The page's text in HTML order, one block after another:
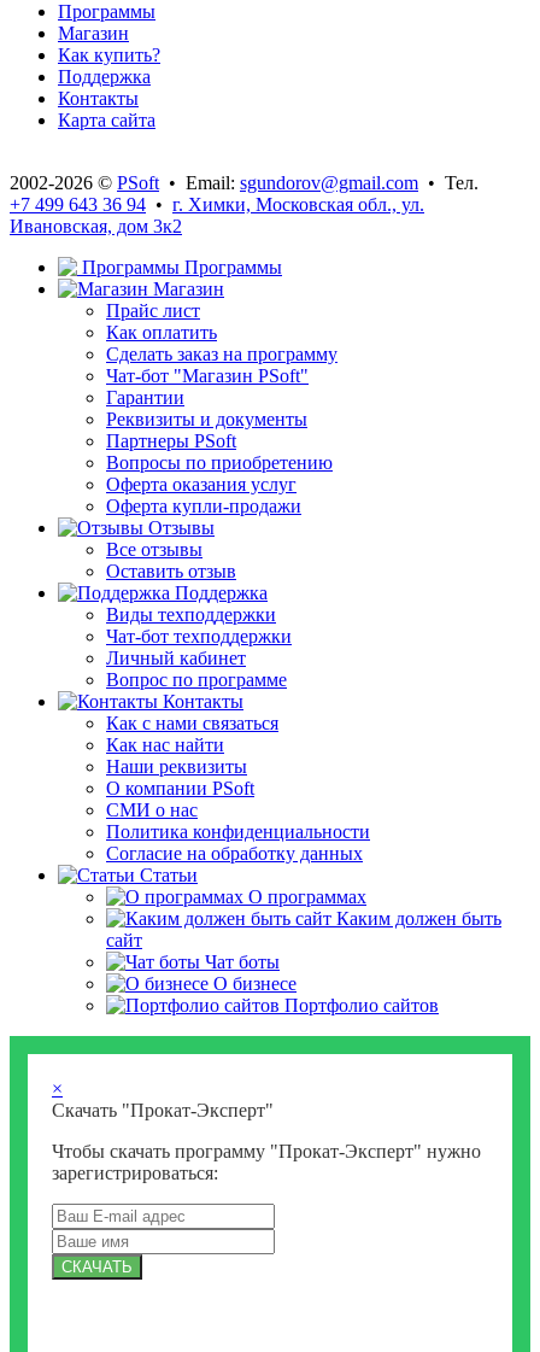
Программы
Магазин
Как купить?
Поддержка
Контакты
Карта сайта
2002-2026 © PSoft • Email: sgundorov@gmail.com • Тел.
+7 499 643 36 94 • г. Химки, Московская обл., ул.
Ивановская, дом 3к2
Программы
Магазин
Прайс лист
Как оплатить
Сделать заказ на программу
Чат-бот "Магазин PSoft"
Гарантии
Реквизиты и документы
Партнеры PSoft
Вопросы по приобретению
Оферта оказания услуг
Оферта купли-продажи
Отзывы
Все отзывы
Оставить отзыв
Поддержка
Виды техподдержки
Чат-бот техподдержки
Личный кабинет
Вопрос по программе
Контакты
Как с нами связаться
Как нас найти
Наши реквизиты
О компании PSoft
СМИ о нас
Политика конфиденциальности
Согласие на обработку данных
Статьи
О программах
Каким должен быть
сайт
Чат боты
О бизнесе
Портфолио сайтов
×
Скачать "Прокат-Эксперт"
Чтобы скачать программу "Прокат-Эксперт" нужно
зарегистрироваться:
СКАЧАТЬ